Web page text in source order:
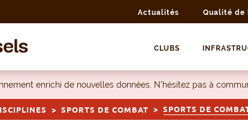
Actualités Qualité de
CLUBS
enrichi de nouvelles données. N’hésitez pas à
SPORTS DE COMBAT SPORTS DE